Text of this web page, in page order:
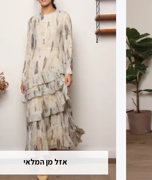
אזל מן המלאי
מספר
סוגים.
ניתן
לבחור
את
האפשרויות
בעמוד
המוצר